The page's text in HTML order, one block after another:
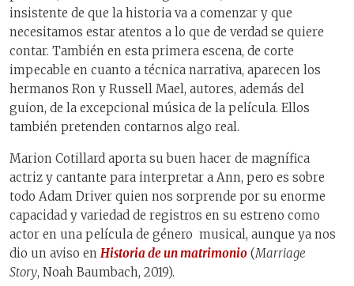
insistente de que la historia va a comenzar y que
necesitamos estar atentos a lo que de verdad se quiere
contar. También en esta primera escena, de corte
impecable en cuanto a técnica narrativa, aparecen los
hermanos Ron y Russell Mael, autores, además del
guion, de la excepcional música de la película. Ellos
también pretenden contarnos algo real.
Marion Cotillard aporta su buen hacer de magnífica
actriz y cantante para interpretar a Ann, pero es sobre
todo Adam Driver quien nos sorprende por su enorme
capacidad y variedad de registros en su estreno como
actor en una película de género musical, aunque ya nos
dio un aviso en Historia de un matrimonio (Marriage
Story, Noah Baumbach, 2019).